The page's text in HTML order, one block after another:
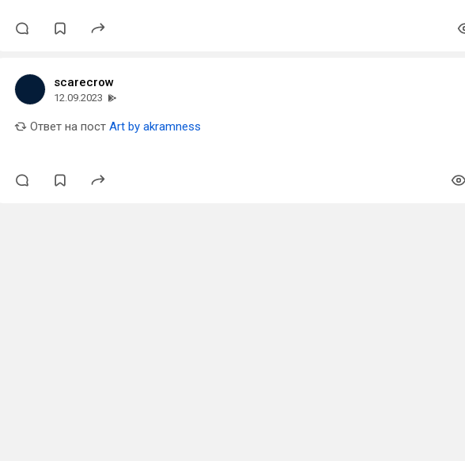
scarecrow
12.09.2023
Ответ на пост Art by akramness